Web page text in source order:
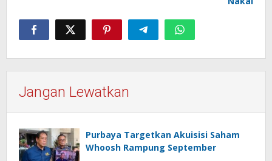
Jangan Lewatkan
Purbaya Targetkan Akuisisi Saham
Whoosh Rampung September